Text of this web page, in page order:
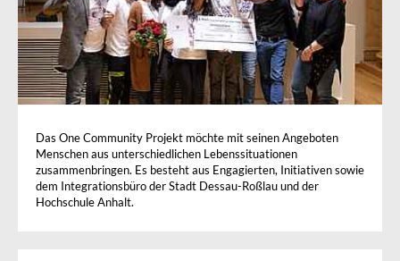
Das One Community Projekt möchte mit seinen Angeboten
Menschen aus unterschiedlichen Lebenssituationen
zusammenbringen. Es besteht aus Engagierten, Initiativen sowie
dem Integrationsbüro der Stadt Dessau-Roßlau und der
Hochschule Anhalt.